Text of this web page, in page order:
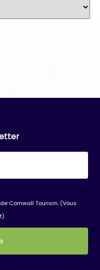
Cornwall Tourism. (Vous